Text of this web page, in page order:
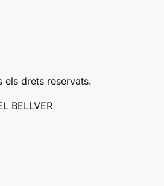
drets reservats.
BELLVER